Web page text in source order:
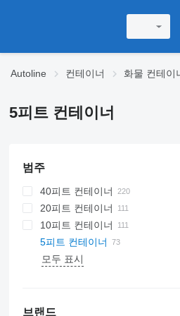
Autoline 컨테이너 화물 컨테이
5피트 컨테이너
범주
40피트 컨테이너
20피트 컨테이너
10피트 컨테이너
5피트 컨테이너
모두 표시
브랜드